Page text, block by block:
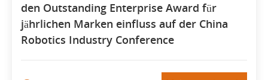
den Outstanding Enterprise Award für
jährlichen Marken einfluss auf der China
Robotics Industry Conference